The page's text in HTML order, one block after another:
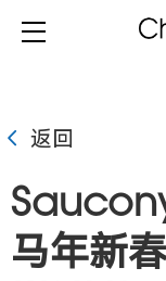
返回
马年新